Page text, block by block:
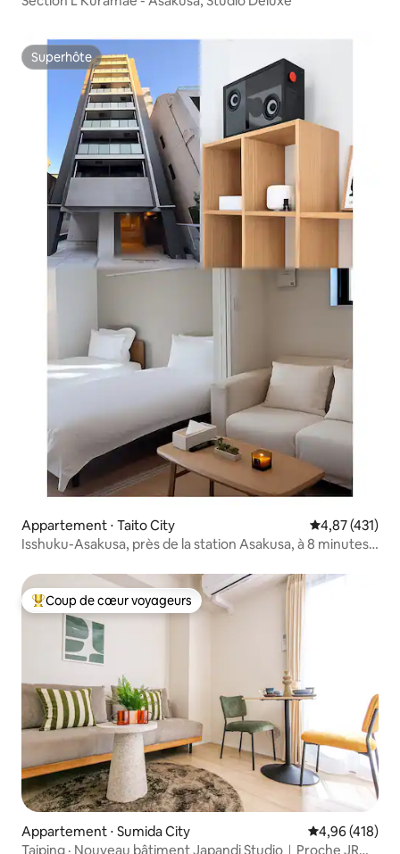
Superhôte
Superhôte
Appartement ⋅ Taito City Évaluation
4,87 (431)
Isshuku-Asakusa, près de la station Asakusa, à 8 minutes
personnes 1001
Coups de cœur voyageurs les plus appréciés
Coup de cœur voyageurs
Appartement ⋅ Sumida City Évaluation
4,96 (418)
Taiping · Nouveau bâtiment Japandi Studio｜Proche JR・